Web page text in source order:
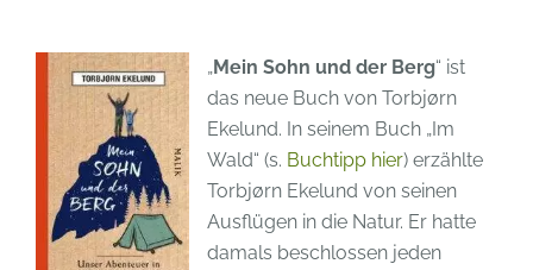
„Mein Sohn und der Berg“ ist
das neue Buch von Torbjørn
Ekelund. In seinem Buch „Im
Wald“ (s. Buchtipp hier) erzählte
Torbjørn Ekelund von seinen
Ausflügen in die Natur. Er hatte
damals beschlossen jeden